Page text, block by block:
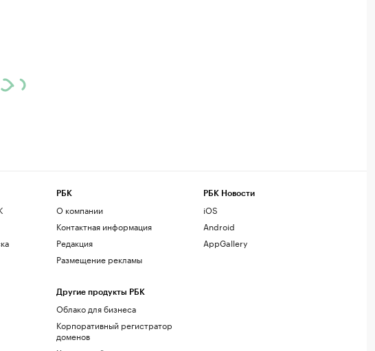
РБК
О компании
Контактная информация
Редакция
Размещение рекламы
Другие продукты РБК
Облако для бизнеса
Корпоративный регистратор
доменов
РБК Новости
iOS
Android
AppGallery